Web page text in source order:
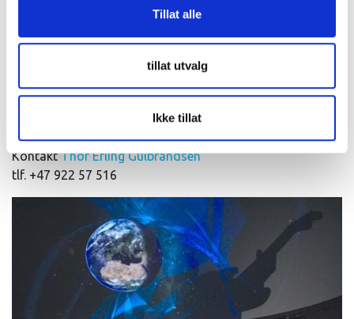
Tillat alle
tillat utvalg
Ikke tillat
Send oss en forespørsel. Vi skreddersyr ditt opphold med
Ønsker du å snakke med oss?
KontaktThor Erling Gulbrandsen
tlf. +47 922 57 516